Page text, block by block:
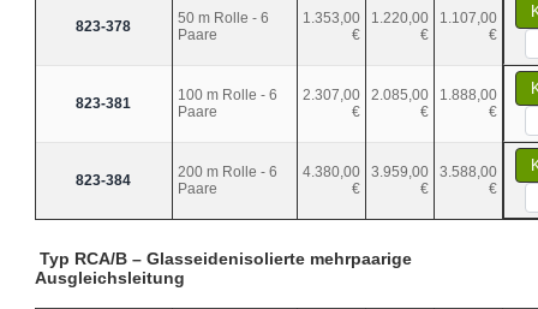
823-378
50 m Rolle - 6
Paare
1.353,00
€
1.220,00
€
1.107,00
€
823-381
100 m Rolle - 6
Paare
2.307,00
€
2.085,00
€
1.888,00
€
823-384
200 m Rolle - 6
Paare
4.380,00
€
3.959,00
€
3.588,00
€
Typ RCA/B – Glasseidenisolierte mehrpaarige
Ausgleichsleitung